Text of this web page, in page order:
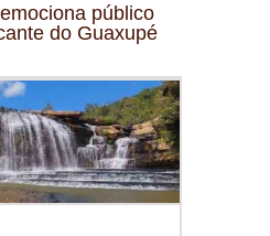
público
do Guaxupé